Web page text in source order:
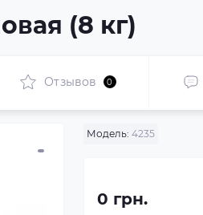
(8 кг)
Отзывов 0
Модель: 4235
0 грн.